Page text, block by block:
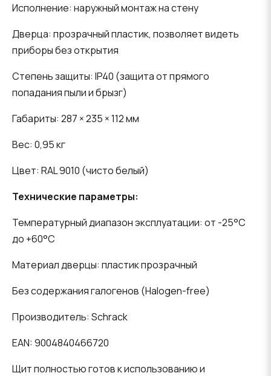
Исполнение: наружный монтаж на стену
Дверца: прозрачный пластик, позволяет видеть
приборы без открытия
Степень защиты: IP40 (защита от прямого
попадания пыли и брызг)
Габариты: 287 × 235 × 112 мм
Вес: 0,95 кг
Цвет: RAL 9010 (чисто белый)
Технические параметры:
Температурный диапазон эксплуатации: от -25°C
до +60°C
Материал дверцы: пластик прозрачный
Без содержания галогенов (Halogen-free)
Производитель: Schrack
EAN: 9004840466720
Щит полностью готов к использованию и